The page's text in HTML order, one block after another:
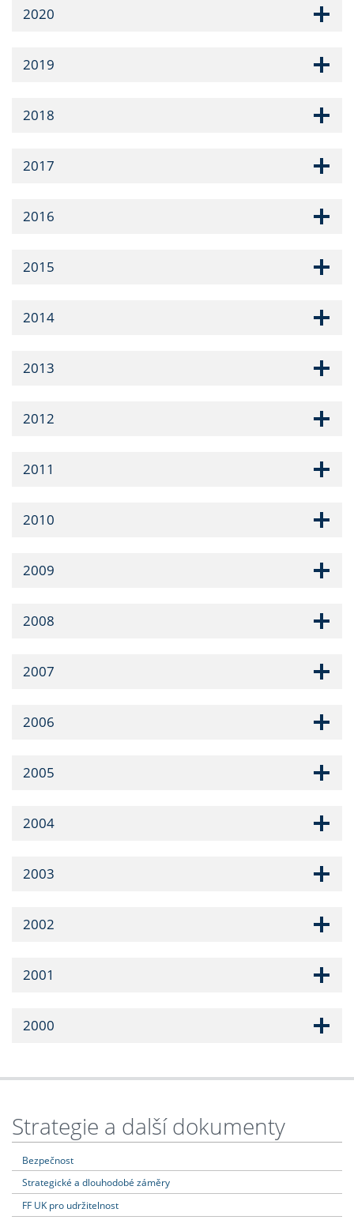
2020
2019
2018
2017
2016
2015
2014
2013
2012
2011
2010
2009
2008
2007
2006
2005
2004
2003
2002
2001
2000
Strategie a další dokumenty
Bezpečnost
Strategické a dlouhodobé záměry
FF UK pro udržitelnost